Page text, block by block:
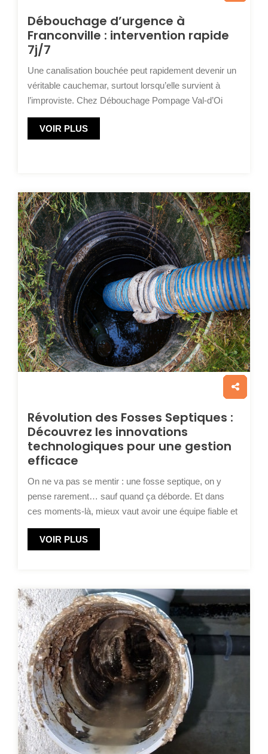
Débouchage d’urgence à
Franconville : intervention rapide
7j/7
Une canalisation bouchée peut rapidement devenir un
véritable cauchemar, surtout lorsqu’elle survient à
l’improviste. Chez Débouchage Pompage Val-d’Oi
VOIR PLUS
Révolution des Fosses Septiques :
Découvrez les innovations
technologiques pour une gestion
efficace
On ne va pas se mentir : une fosse septique, on y
pense rarement… sauf quand ça déborde. Et dans
ces moments-là, mieux vaut avoir une équipe fiable et
VOIR PLUS